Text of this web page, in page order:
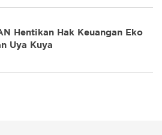
Hentikan Hak Keuangan Eko
Uya Kuya